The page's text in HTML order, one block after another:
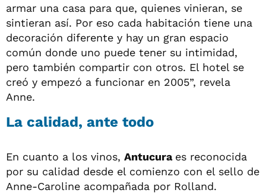
armar una casa para que, quienes vinieran, se
sintieran así. Por eso cada habitación tiene una
decoración diferente y hay un gran espacio
común donde uno puede tener su intimidad,
pero también compartir con otros. El hotel se
creó y empezó a funcionar en 2005”, revela
Anne.
La calidad, ante todo
En cuanto a los vinos, Antucura es reconocida
por su calidad desde el comienzo con el sello de
Anne-Caroline acompañada por Rolland.